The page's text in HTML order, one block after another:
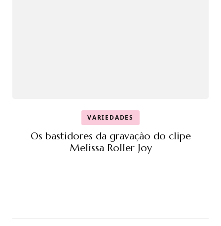
VARIEDADES
Os bastidores da gravação do clipe
Melissa Roller Joy